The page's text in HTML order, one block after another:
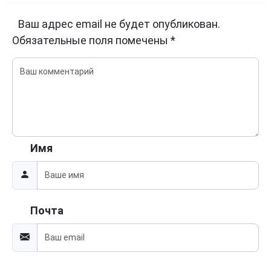
Ваш адрес email не будет опубликован.
Обязательные поля помечены *
Имя
Почта